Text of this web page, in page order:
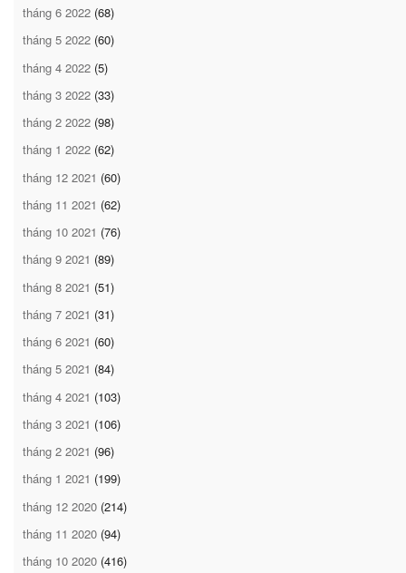
tháng 6 2022 (68)
tháng 5 2022 (60)
tháng 4 2022 (5)
tháng 3 2022 (33)
tháng 2 2022 (98)
tháng 1 2022 (62)
tháng 12 2021 (60)
tháng 11 2021 (62)
tháng 10 2021 (76)
tháng 9 2021 (89)
tháng 8 2021 (51)
tháng 7 2021 (31)
tháng 6 2021 (60)
tháng 5 2021 (84)
tháng 4 2021 (103)
tháng 3 2021 (106)
tháng 2 2021 (96)
tháng 1 2021 (199)
tháng 12 2020 (214)
tháng 11 2020 (94)
tháng 10 2020 (416)